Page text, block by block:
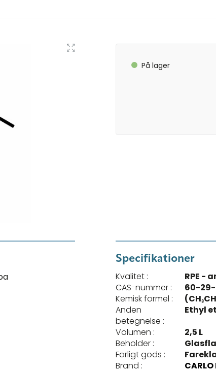
På lager
Specifikationer
Kvalitet :
RPE -
CAS-nummer :
60-
Kemisk formel :
Anden
betegnelse :
Ethyl
Volumen :
2,5 L
Beholder :
Farligt gods :
Brand :